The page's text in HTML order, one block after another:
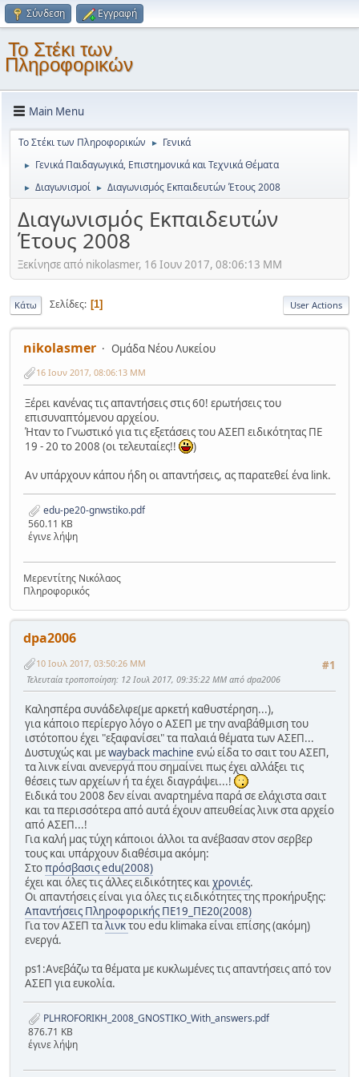
Σύνδεση Εγγραφή
Το Στέκι των
Πληροφορικών
Main Menu
Το Στέκι των Πληροφορικών ► Γενικά
► Γενικά Παιδαγωγικά, Επιστημονικά και Τεχνικά Θέματα
► Διαγωνισμοί ► Διαγωνισμός Εκπαιδευτών Έτους 2008
Διαγωνισμός Εκπαιδευτών
Έτους 2008
Ξεκίνησε από nikolasmer, 16 Ιουν 2017, 08:06:13 ΜΜ
Κάτω Σελίδες 1 User Actions
nikolasmer Ομάδα Νέου Λυκείου
16 Ιουν 2017, 08:06:13 ΜΜ
Ξέρει κανένας τις απαντήσεις στις 60! ερωτήσεις του
επισυναπτόμενου αρχείου.
Ήταν το Γνωστικό για τις εξετάσεις του ΑΣΕΠ ειδικότητας ΠΕ
19 - 20 το 2008 (οι τελευταίες!!
)
Αν υπάρχουν κάπου ήδη οι απαντήσεις, ας παρατεθεί ένα link.
edu-pe20-gnwstiko.pdf
560.11 KB
έγινε λήψη
Μερεντίτης Νικόλαος
Πληροφορικός
dpa2006
#1
10 Ιουλ 2017, 03:50:26 ΜΜ
Τελευταία τροποποίηση: 12 Ιουλ 2017, 09:35:22 ΜΜ από dpa2006
Καλησπέρα συνάδελφε(με αρκετή καθυστέρηση...),
για κάποιο περίεργο λόγο ο ΑΣΕΠ με την αναβάθμιση του
ιστότοπου έχει "εξαφανίσει" τα παλαιά θέματα των ΑΣΕΠ...
Δυστυχώς και μεwayback machine ενώ είδα το σαιτ του ΑΣΕΠ,
τα λινκ είναι ανενεργά που σημαίνει πως έχει αλλάξει τις
θέσεις των αρχείων ή τα έχει διαγράψει...!
Ειδικά του 2008 δεν είναι αναρτημένα παρά σε ελάχιστα σαιτ
και τα περισσότερα από αυτά έχουν απευθείας λινκ στα αρχείο
από ΑΣΕΠ...!
Για καλή μας τύχη κάποιοι άλλοι τα ανέβασαν στον σερβερ
τους και υπάρχουν διαθέσιμα ακόμη:
Στοπρόσβασις edu(2008)
έχει και όλες τις άλλες ειδικότητες καιχρονιές.
Οι απαντήσεις είναι για όλες τις ειδικότητες της προκήρυξης:
Απαντήσεις Πληροφορικής ΠΕ19_ΠΕ20(2008)
Για τον ΑΣΕΠ ταλινκτου edu klimaka είναι επίσης (ακόμη)
ενεργά.
ps1:Ανεβάζω τα θέματα με κυκλωμένες τις απαντήσεις από τον
ΑΣΕΠ για ευκολία.
PLHROFORIKH_2008_GNOSTIKO_With_answers.pdf
876.71 KB
έγινε λήψη